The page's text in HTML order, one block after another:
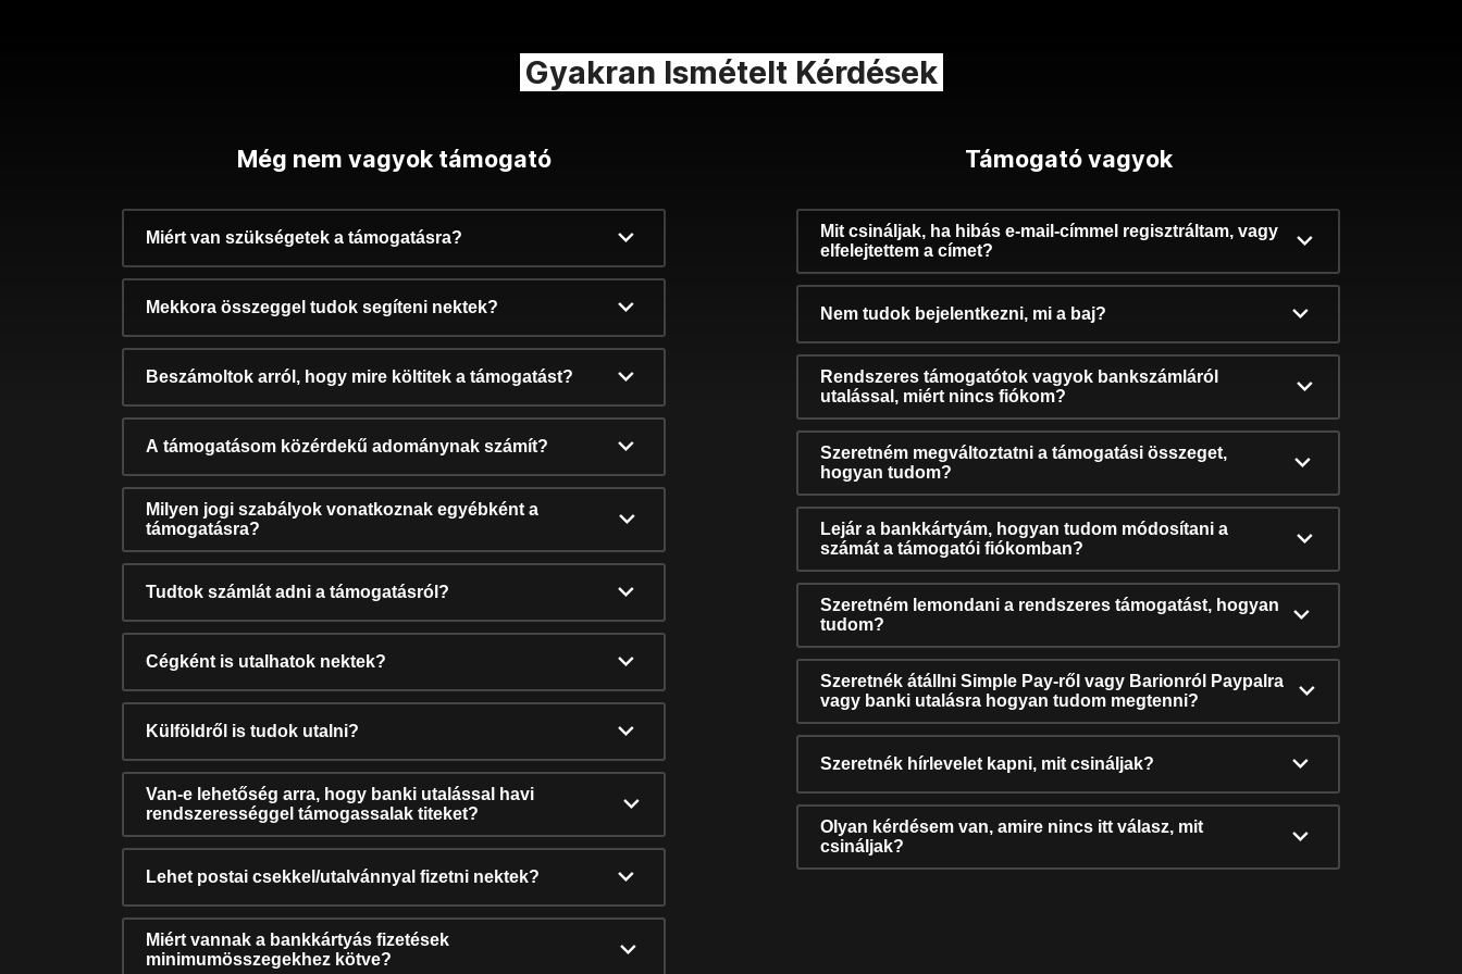
Gyakran Ismételt Kérdések
Még nem vagyok támogató
Miért van szükségetek a támogatásra?
Mekkora összeggel tudok segíteni nektek?
Beszámoltok arról, hogy mire költitek a támogatást?
A támogatásom közérdekű adománynak számít?
Milyen jogi szabályok vonatkoznak egyébként a
támogatásra?
Tudtok számlát adni a támogatásról?
Cégként is utalhatok nektek?
Külföldről is tudok utalni?
Van-e lehetőség arra, hogy banki utalással havi
rendszerességgel támogassalak titeket?
Lehet postai csekkel/utalvánnyal fizetni nektek?
Miért vannak a bankkártyás fizetések
minimumösszegekhez kötve?
Támogató vagyok
Mit csináljak, ha hibás e-mail-címmel regisztráltam, vagy
elfelejtettem a címet?
Nem tudok bejelentkezni, mi a baj?
Rendszeres támogatótok vagyok bankszámláról
utalással, miért nincs fiókom?
Szeretném megváltoztatni a támogatási összeget,
hogyan tudom?
Lejár a bankkártyám, hogyan tudom módosítani a
számát a támogatói fiókomban?
Szeretném lemondani a rendszeres támogatást, hogyan
tudom?
Szeretnék átállni Simple Pay-ről vagy Barionról Paypalra
vagy banki utalásra hogyan tudom megtenni?
Szeretnék hírlevelet kapni, mit csináljak?
Olyan kérdésem van, amire nincs itt válasz, mit
csináljak?